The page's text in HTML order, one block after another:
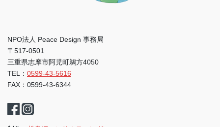
NPO法人 Peace Design 事務局
〒517-0501
三重県志摩市阿児町鵜方4050
TEL： 0599-43-5616
FAX：0599-43-6344